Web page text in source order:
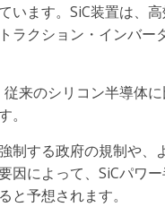
います。SiC装置は、
ラクション・インバ
従来のシリコン半導体
。
制する政府の規制や
因によって、SiCパワ
と予想されます。